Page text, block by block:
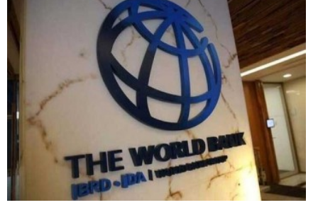
مرأة
علوم
وتكنولوجيا
بيئة
مدوَّنات
أبراج